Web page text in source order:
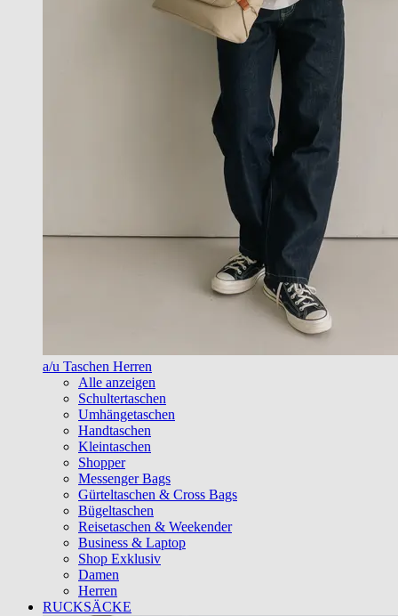
a/u Taschen Herren
Alle anzeigen
Schultertaschen
Umhängetaschen
Handtaschen
Kleintaschen
Shopper
Messenger Bags
Gürteltaschen & Cross Bags
Bügeltaschen
Reisetaschen & Weekender
Business & Laptop
Shop Exklusiv
Damen
Herren
RUCKSÄCKE